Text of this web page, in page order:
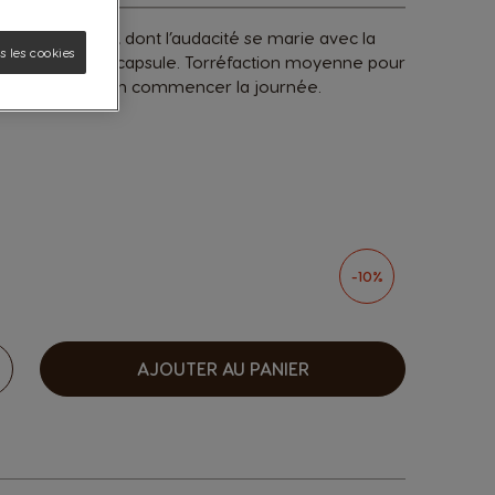
étonnant, dont l’audacité se marie avec la
une seule capsule. Torréfaction moyenne pour
de bien commencer la journée.
options
-10%
AJOUTER AU PANIER
les cookies